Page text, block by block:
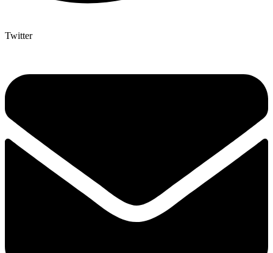
Twitter